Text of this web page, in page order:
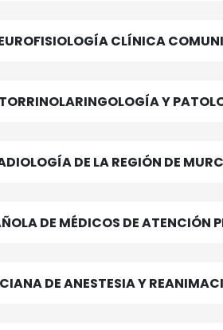
CLÍNICA
Y
DE LA REGIÓN DE
DE MÉDICOS DE ATENCIÓN